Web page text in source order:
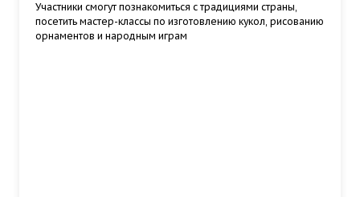
Участники смогут познакомиться с традициями страны,
посетить мастер-классы по изготовлению кукол, рисованию
орнаментов и народным играм